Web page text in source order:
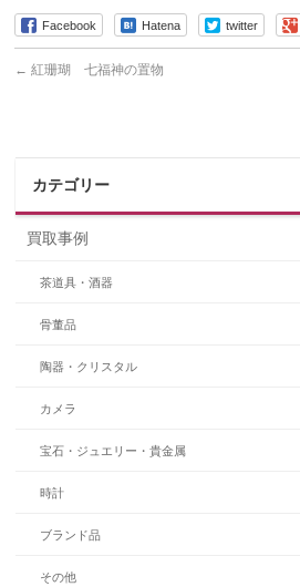
Facebook Hatena twitter
← 紅珊瑚 七福神の置物
カテゴリー
買取事例
茶道具・酒器
骨董品
陶器・クリスタル
カメラ
宝石・ジュエリー・貴金属
時計
ブランド品
その他